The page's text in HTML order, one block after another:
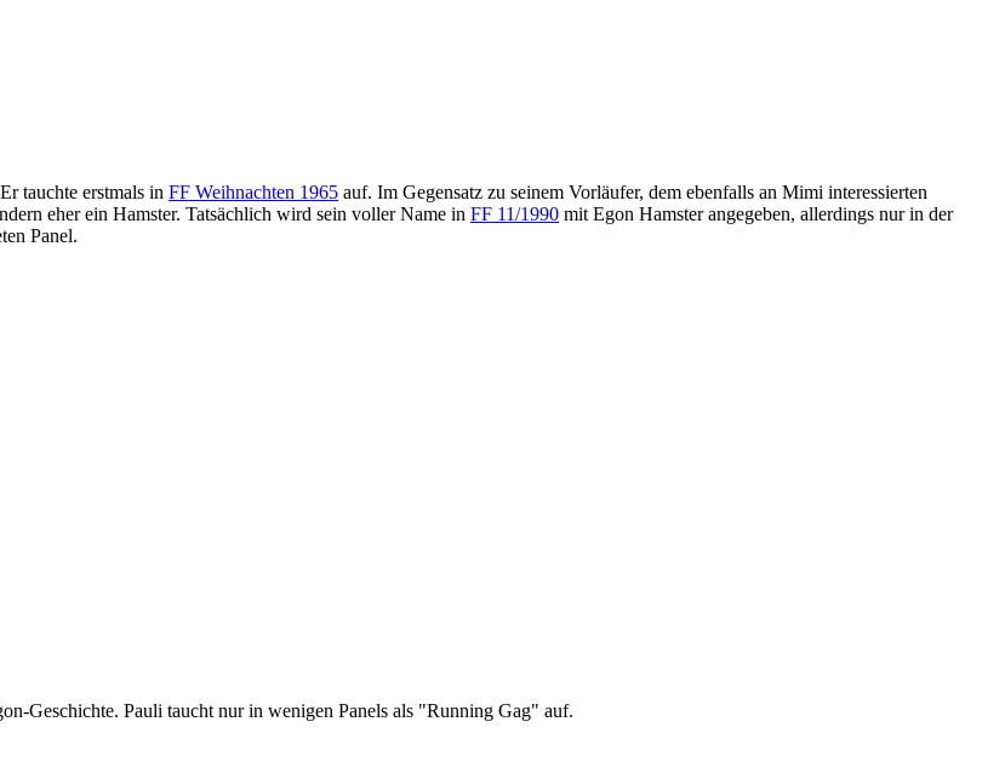
tauchte erstmals in FF Weihnachten 1965 auf. Im Gegensatz zu seinem Vorläufer, dem ebenfalls an Mimi interessierten
eher ein Hamster. Tatsächlich wird sein voller Name in FF 11/1990 mit Egon Hamster angegeben, allerdings nur in der
Panel.
Geschichte. Pauli taucht nur in wenigen Panels als "Running Gag" auf.